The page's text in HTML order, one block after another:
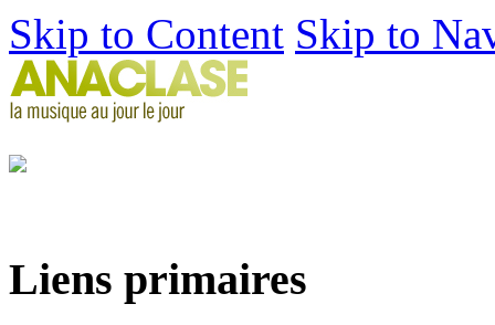
Skip to Content Skip to
Liens primaires